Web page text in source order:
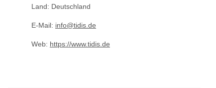
Land: Deutschland
E-Mail: info@tidis.de
Web: https://www.tidis.de